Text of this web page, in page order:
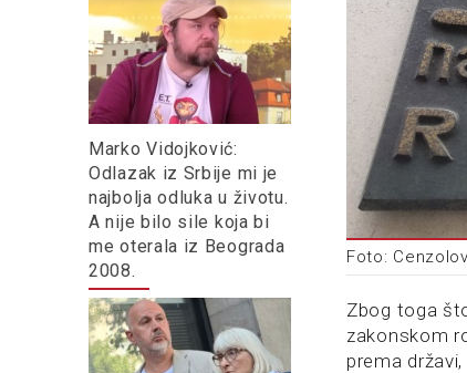
Marko Vidojković:
Odlazak iz Srbije mi je
najbolja odluka u životu.
A nije bilo sile koja bi
me oterala iz Beograda
2008.
Foto:
Zbog toga
zakonskom
prema